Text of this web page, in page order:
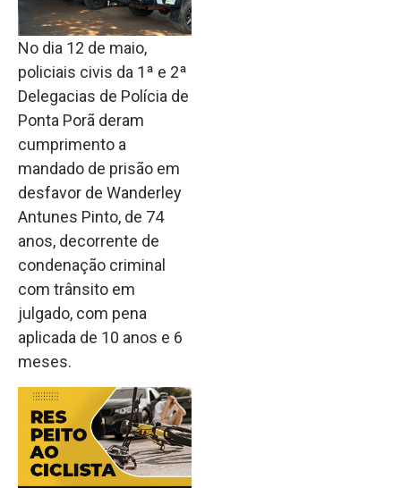
No dia 12 de maio,
policiais civis da 1ª e 2ª
Delegacias de Polícia de
Ponta Porã deram
cumprimento a
mandado de prisão em
desfavor de Wanderley
Antunes Pinto, de 74
anos, decorrente de
condenação criminal
com trânsito em
julgado, com pena
aplicada de 10 anos e 6
meses.